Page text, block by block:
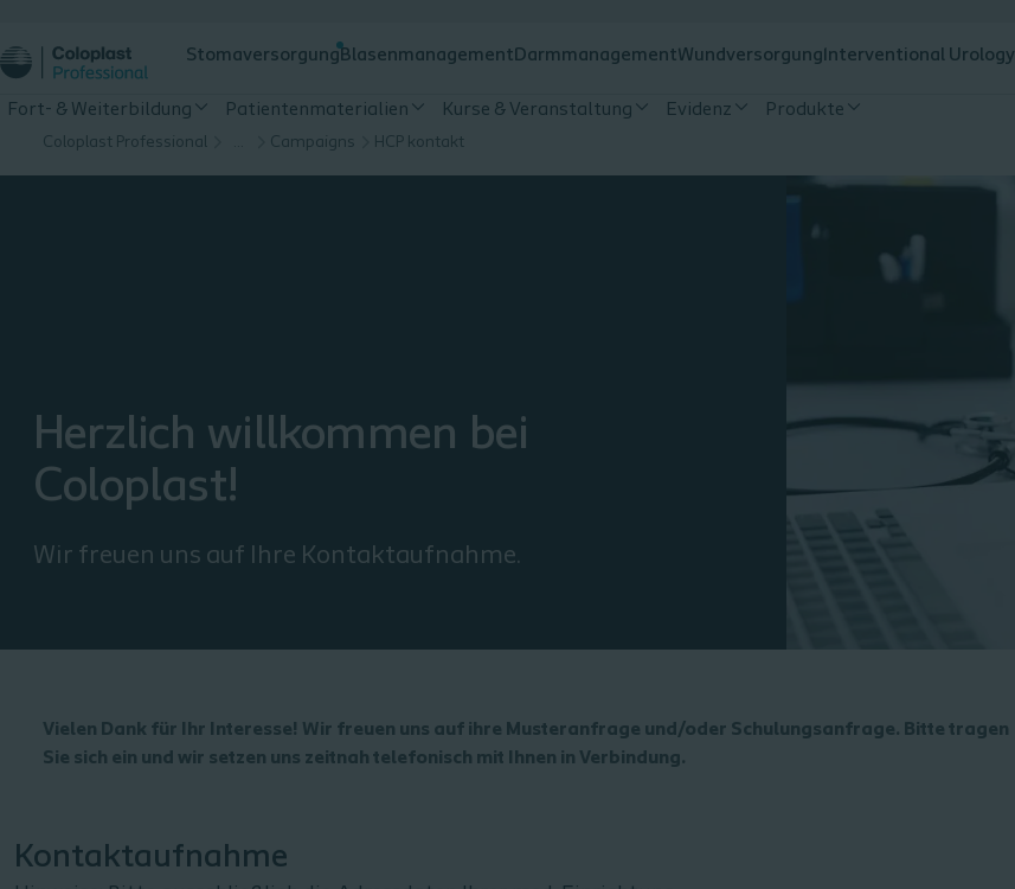
Stomaversorgung Blasenmanagement DarmmanagementWundversorgung Interventional Urology
Fort- & Weiterbildung Patientenmaterialien Kurse & Veranstaltung Evidenz Produkte
Coloplast Professional Campaigns HCP kontakt
Herzlich willkommen bei
Coloplast!
Wir freuen uns auf Ihre Kontaktaufnahme.
Vielen Dank für Ihr Interesse! Wir freuen uns auf ihre Musteranfrage und/oder Schulungsanfrage. Bitte tragen
Sie sich ein und wir setzen uns zeitnah telefonisch mit Ihnen in Verbindung.
Kontaktaufnahme